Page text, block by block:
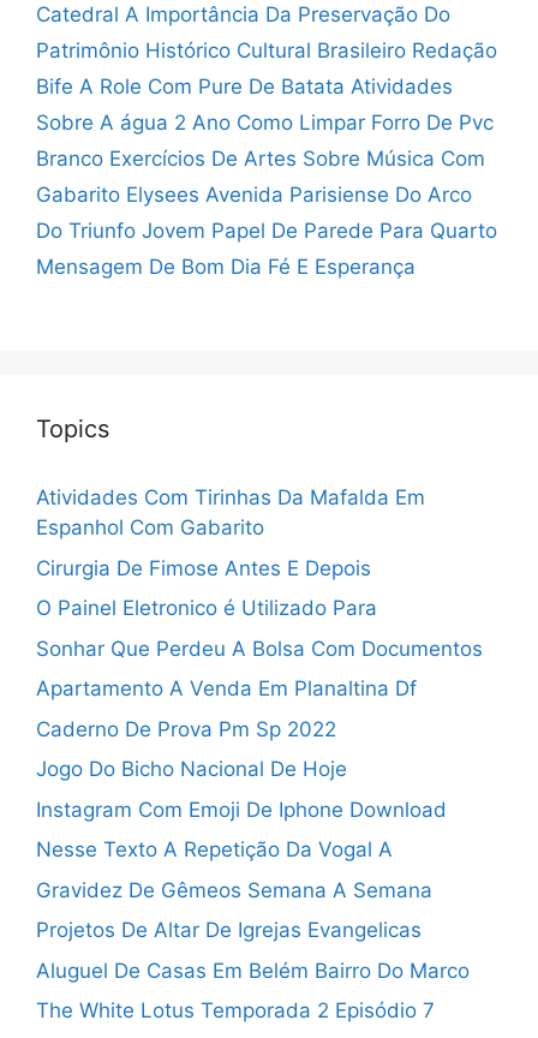
Catedral A Importância Da Preservação Do
Patrimônio Histórico Cultural Brasileiro Redação
Bife A Role Com Pure De Batata Atividades
Sobre A água 2 Ano Como Limpar Forro De Pvc
Branco Exercícios De Artes Sobre Música Com
Gabarito Elysees Avenida Parisiense Do Arco
Do Triunfo Jovem Papel De Parede Para Quarto
Mensagem De Bom Dia Fé E Esperança
Topics
Atividades Com Tirinhas Da Mafalda Em
Espanhol Com Gabarito
Cirurgia De Fimose Antes E Depois
O Painel Eletronico é Utilizado Para
Sonhar Que Perdeu A Bolsa Com Documentos
Apartamento A Venda Em Planaltina Df
Caderno De Prova Pm Sp 2022
Jogo Do Bicho Nacional De Hoje
Instagram Com Emoji De Iphone Download
Nesse Texto A Repetição Da Vogal A
Gravidez De Gêmeos Semana A Semana
Projetos De Altar De Igrejas Evangelicas
Aluguel De Casas Em Belém Bairro Do Marco
The White Lotus Temporada 2 Episódio 7